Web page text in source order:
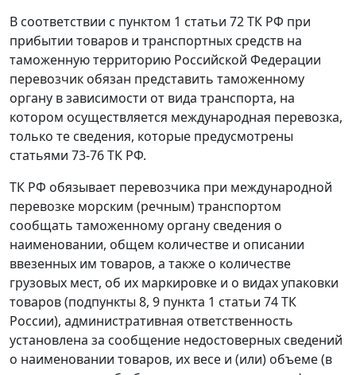
В соответствии с пунктом 1 статьи 72 ТК РФ при
прибытии товаров и транспортных средств на
таможенную территорию Российской Федерации
перевозчик обязан представить таможенному
органу в зависимости от вида транспорта, на
котором осуществляется международная перевозка,
только те сведения, которые предусмотрены
статьями 73-76 ТК РФ.
ТК РФ обязывает перевозчика при международной
перевозке морским (речным) транспортом
сообщать таможенному органу сведения о
наименовании, общем количестве и описании
ввезенных им товаров, а также о количестве
грузовых мест, об их маркировке и о видах упаковки
товаров (подпункты 8, 9 пункта 1 статьи 74 ТК
России), административная ответственность
установлена за сообщение недостоверных сведений
о наименовании товаров, их весе и (или) объеме (в